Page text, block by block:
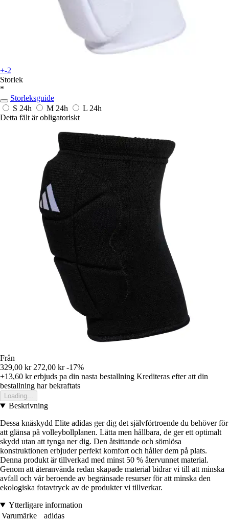
+-2
Storlek
*
Storleksguide
S 24h M 24h L 24h
Detta fält är obligatoriskt
Från
329,00 kr 272,00 kr -17%
+13,60 krerbjuds pa din nasta bestallning Krediteras efter att din
bestallning har bekraftats
Loading...
Beskrivning
Dessa knäskydd Elite adidas ger dig det självförtroende du behöver för
att glänsa på volleybollplanen. Lätta men hållbara, de ger ett optimalt
skydd utan att tynga ner dig. Den åtsittande och sömlösa
konstruktionen erbjuder perfekt komfort och håller dem på plats.
Denna produkt är tillverkad med minst 50 % återvunnet material.
Genom att återanvända redan skapade material bidrar vi till att minska
avfall och vår beroende av begränsade resurser för att minska den
ekologiska fotavtryck av de produkter vi tillverkar.
Ytterligare information
Varumärke
adidas